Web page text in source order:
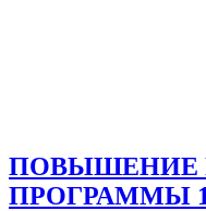
ПОВЫШЕНИЕ
ПРОГРАММЫ 1С